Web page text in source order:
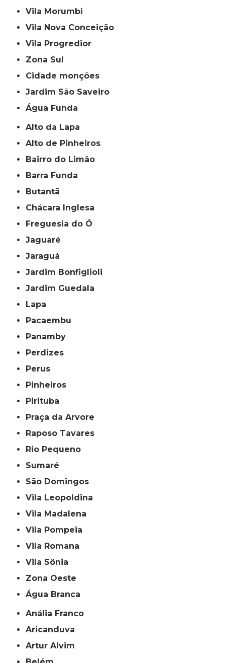
Vila Morumbi
Vila Nova Conceição
Vila Progredior
Zona Sul
cidade monções
jardim São Saveiro
Água Funda
Alto da Lapa
Alto de Pinheiros
Bairro do Limão
Barra Funda
Butantã
Chácara Inglesa
Freguesia do Ó
Jaguaré
Jaraguá
Jardim Bonfiglioli
Jardim Guedala
Lapa
Pacaembu
Panamby
Perdizes
Perus
Pinheiros
Pirituba
Praça da Arvore
Raposo Tavares
Rio Pequeno
Sumaré
São Domingos
Vila Leopoldina
Vila Madalena
Vila Pompeia
Vila Romana
Vila Sônia
Zona Oeste
Água Branca
Anália Franco
Aricanduva
Artur Alvim